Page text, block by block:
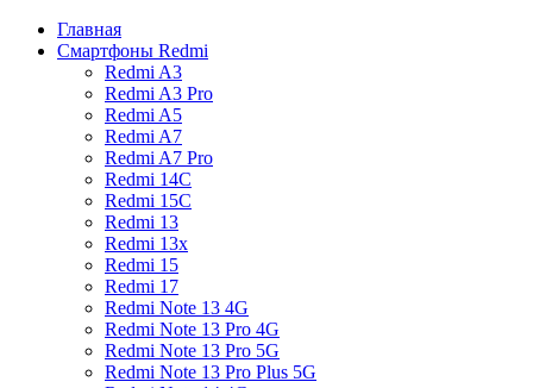
Главная
Смартфоны Redmi
Redmi A3
Redmi A3 Pro
Redmi A5
Redmi A7
Redmi A7 Pro
Redmi 14C
Redmi 15C
Redmi 13
Redmi 13x
Redmi 15
Redmi 17
Redmi Note 13 4G
Redmi Note 13 Pro 4G
Redmi Note 13 Pro 5G
Redmi Note 13 Pro Plus 5G